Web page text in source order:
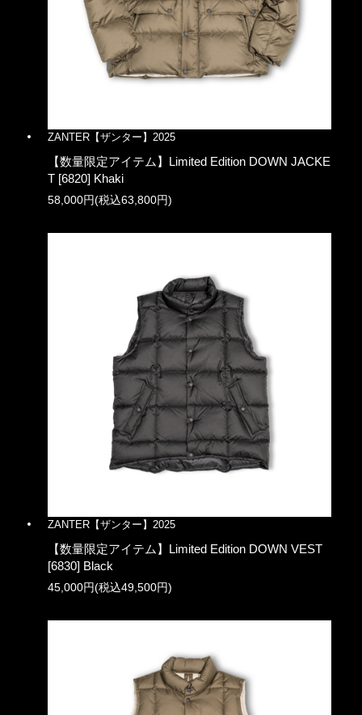
ZANTER【ザンター】2025
【数量限定アイテム】Limited Edition DOWN JACKE
T [6820] Khaki
58,000円(税込63,800円)
ZANTER【ザンター】2025
【数量限定アイテム】Limited Edition DOWN VEST
[6830] Black
45,000円(税込49,500円)